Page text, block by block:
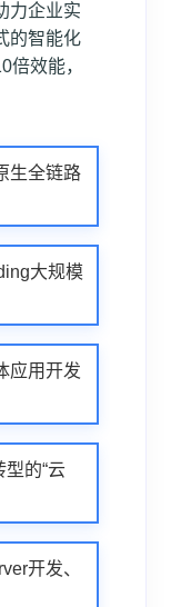
力企业实
的智能化
倍效能，
生全链路
大规模
应用开发
的“云
开发、